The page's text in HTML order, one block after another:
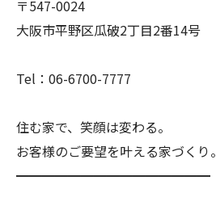
〒547-0024
大阪市平野区瓜破2丁目2番14号
Tel：06-6700-7777
住む家で、笑顔は変わる。
お客様のご要望を叶える家づくり。
━━━━━━━━━━━━━━━